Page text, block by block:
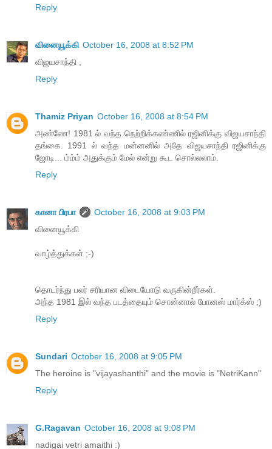
Reply
வினையூக்கி October 16, 2008 at 8:52 PM
விஜயசாந்தி ,
Reply
Thamiz Priyan October 16, 2008 at 8:54 PM
அண்ணே! 1981 ல் வந்த நெற்றிக்கண்ணில் ரஜினிக்கு விஜயசாந்தி
தங்கை. 1991 ல் வந்த மன்னனில் அதே விஜயசாந்தி ரஜினிக்கு
ஜோடி... ம்ம்ம் அதுக்கும் மேல் என்று கூட சொல்லலாம்.
Reply
கானா பிரபா
October 16, 2008 at 9:03 PM
வினையூக்கி
வாழ்த்துக்கள் ;-)
தொடர்ந்து பலர் சரியான விடையோடு வருகின்றீர்கள்.
அந்த 1981 இல் வந்த படத்தையும் சொன்னால் போனஸ் மார்க்ஸ் ;)
Reply
Sundari October 16, 2008 at 9:05 PM
The heroine is "vijayashanthi" and the movie is "NetriKann"
Reply
G.Ragavan October 16, 2008 at 9:08 PM
nadigai vetri amaithi :)